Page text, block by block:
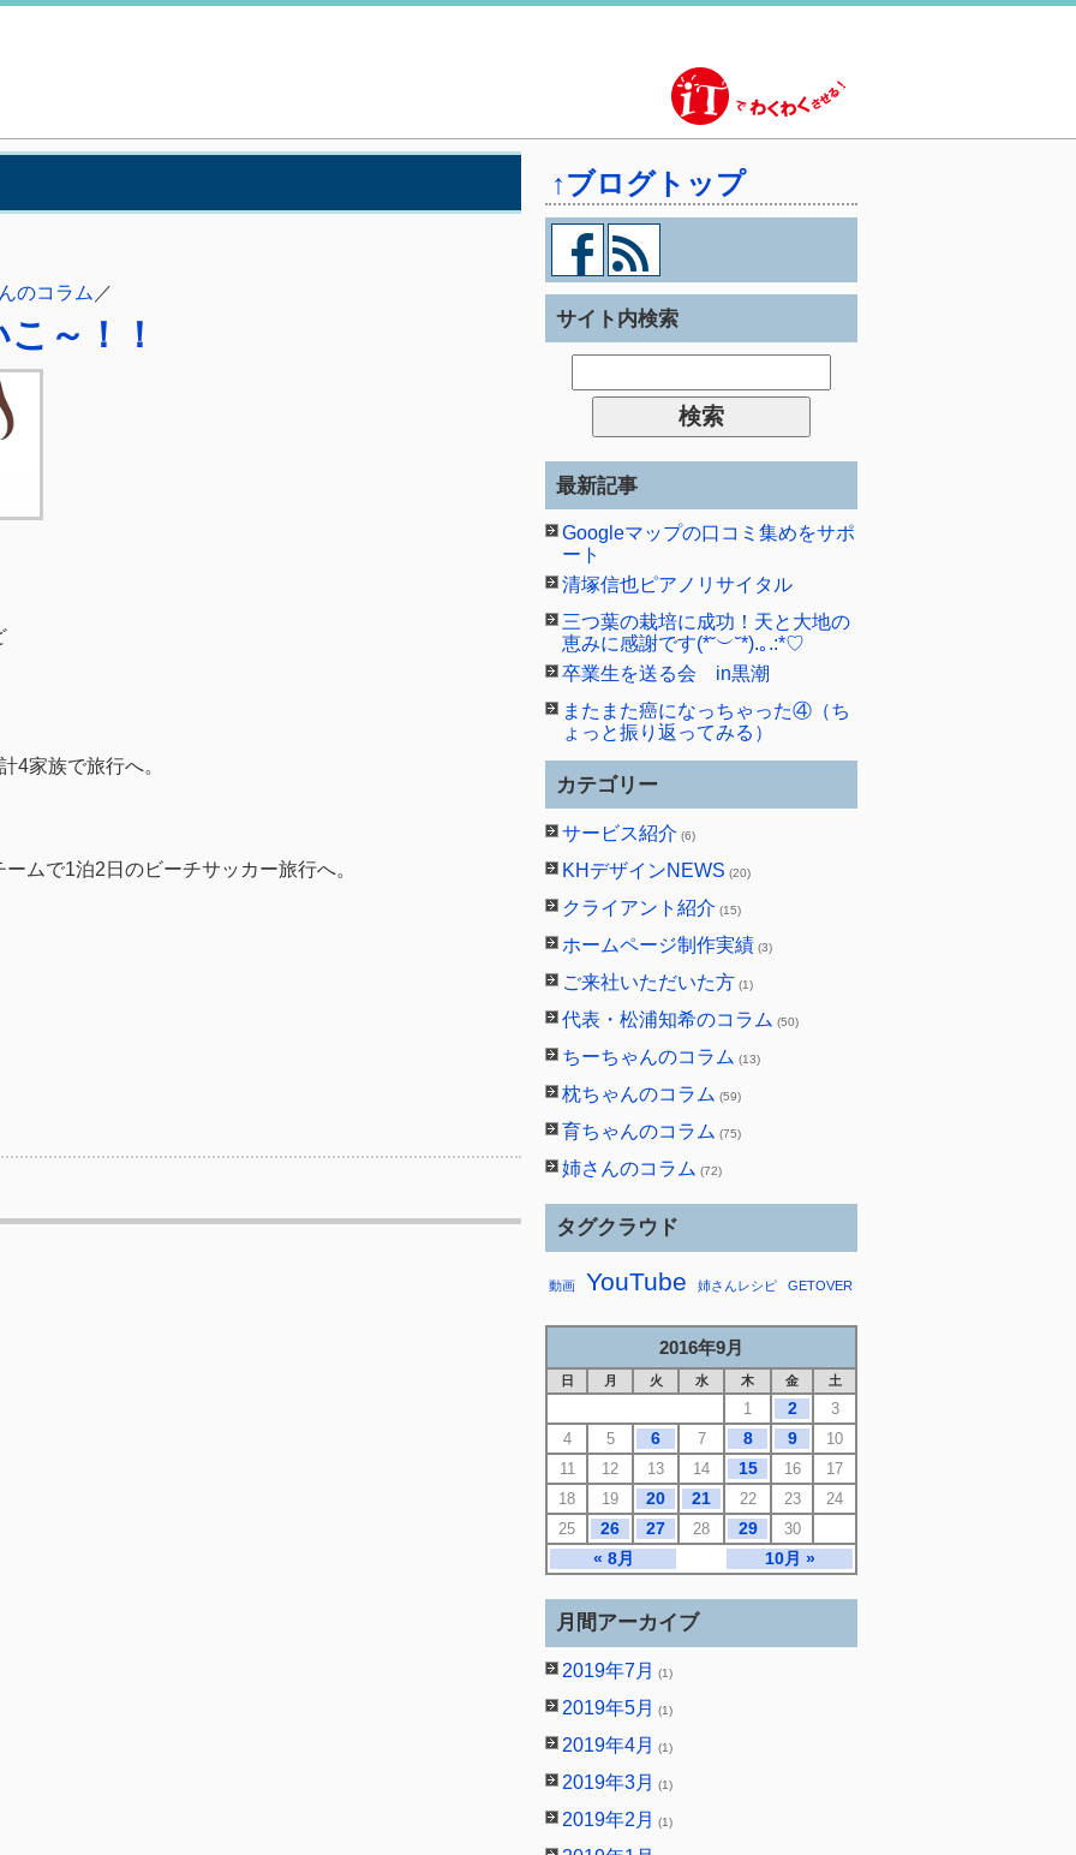
のコラム ／
～！！
4家族で旅行へ。
ムで1泊2日のビーチサッカー旅行へ。
↑ブログトップ
サイト内検索
最新記事
Googleマップの口コミ集めをサポ
ート
清塚信也ピアノリサイタル
三つ葉の栽培に成功！天と大地の
恵みに感謝です(*˘︶˘*).｡.:*♡
卒業生を送る会 in黒潮
またまた癌になっちゃった④（ち
ょっと振り返ってみる）
カテゴリー
サービス紹介 (6)
KHデザインNEWS (20)
クライアント紹介 (15)
ホームページ制作実績 (3)
ご来社いただいた方 (1)
代表・松浦知希のコラム (50)
ちーちゃんのコラム (13)
枕ちゃんのコラム (59)
育ちゃんのコラム (75)
姉さんのコラム (72)
タグクラウド
動画 YouTube 姉さんレシピ GETOVER
2016年9月
日 月 火 水 木 金 土
« 8月 10月 »
1 2
3
4
5 6 7 8 9
10
11
12 13 14 15 16
17
18
19 20 21 22 23
24
25
26 27 28 29 30
月間アーカイブ
2019年7月 (1)
2019年5月 (1)
2019年4月 (1)
2019年3月 (1)
2019年2月 (1)